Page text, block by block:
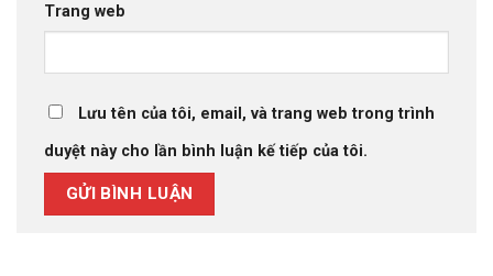
Trang web
Lưu tên của tôi, email, và trang web trong trình
duyệt này cho lần bình luận kế tiếp của tôi.